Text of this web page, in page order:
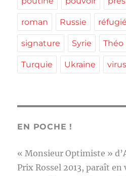
roman Russie
signature Syrie Théo
Turquie Ukraine virus
EN POCHE !
« Monsieur Optimiste »
Prix Rossel 2013, paraît en